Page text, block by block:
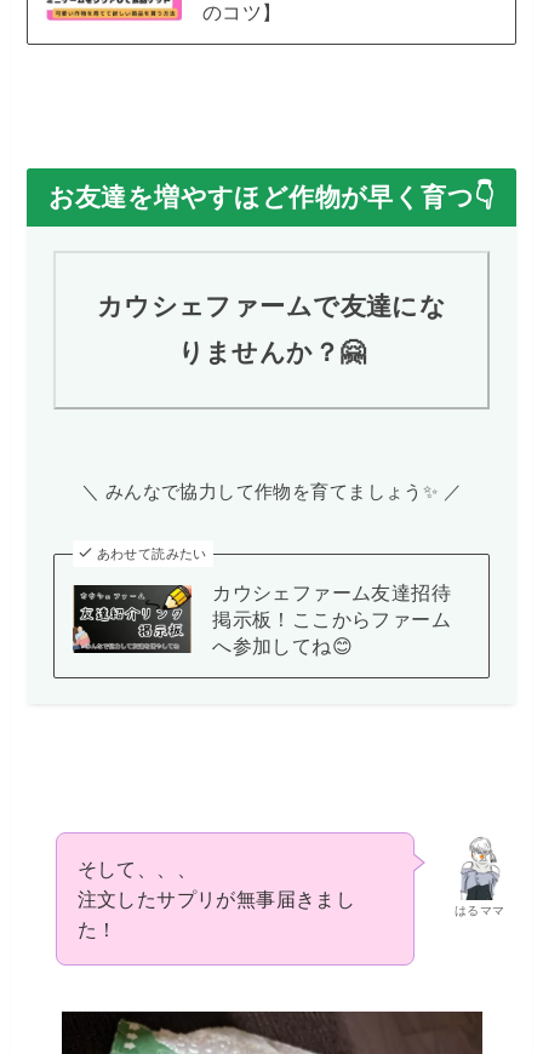
のコツ】
お友達を増やすほど作物が早く育つ👇
カウシェファームで友達にな
りませんか？🤗
＼ みんなで協力して作物を育てましょう✨ ／
あわせて読みたい
カウシェファーム友達招待
掲示板！ここからファーム
へ参加してね😊
はるママ
そして、、、
注文したサプリが無事届きまし
た！